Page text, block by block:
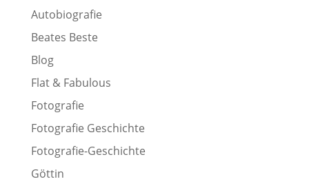
Autobiografie
Beates Beste
Blog
Flat & Fabulous
Fotografie
Fotografie Geschichte
Fotografie-Geschichte
Göttin